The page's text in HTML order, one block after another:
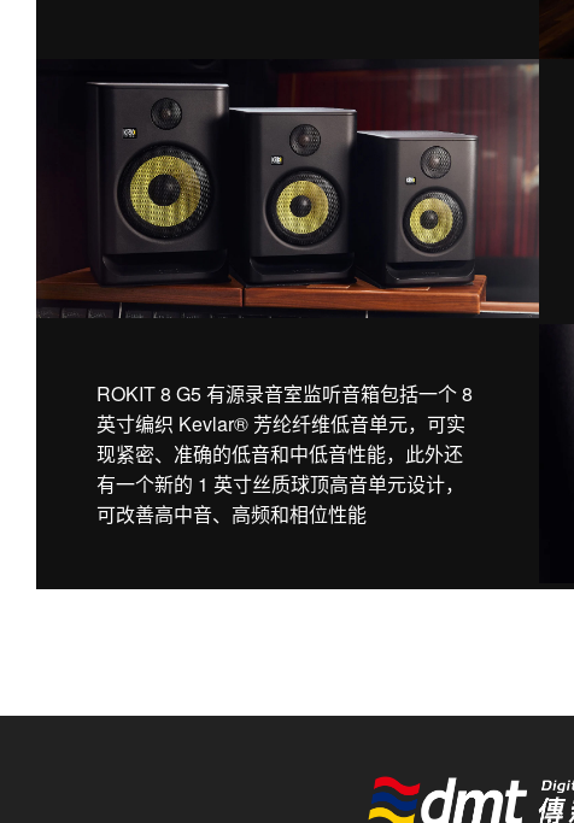
ROKIT 8 G5 有源录音室监听音箱包括一个 8
英寸编织 Kevlar® 芳纶纤维低音单元，可实
现紧密、准确的低音和中低音性能，此外还
有一个新的 1 英寸丝质球顶高音单元设计，
可改善高中音、高频和相位性能